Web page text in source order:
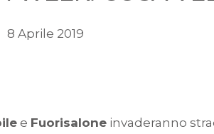
8 Aprile 2019
e Fuorisalone invaderanno